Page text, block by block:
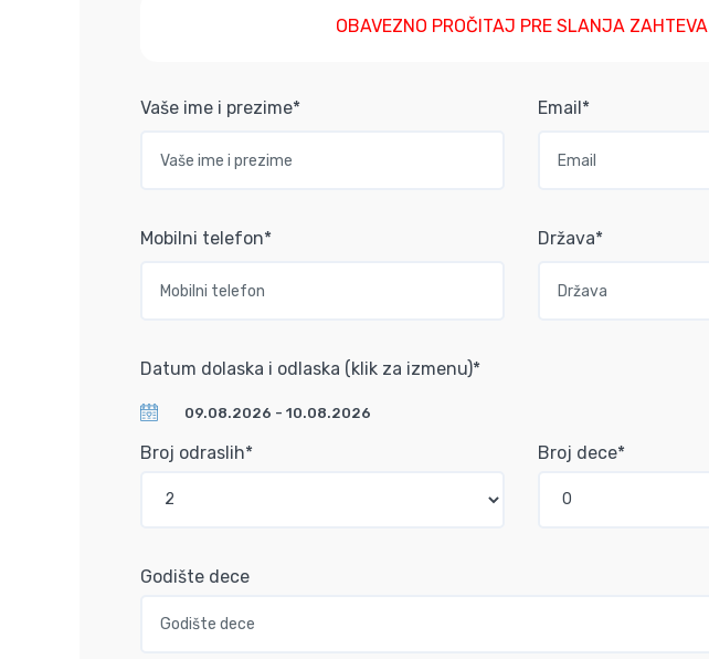
OBAVEZNO PROČITAJ PRE SLANJA ZAHTEVA
Vaše ime i prezime* Email*
Mobilni telefon* Država*
Datum dolaska i odlaska (klik za izmenu)*
Broj odraslih* Broj dece*
Godište dece